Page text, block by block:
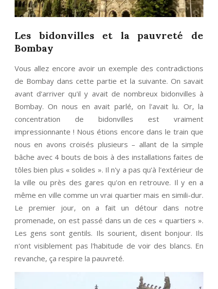
Les bidonvilles et la pauvreté de
Bombay
Vous allez encore avoir un exemple des contradictions
de Bombay dans cette partie et la suivante. On savait
avant d'arriver qu'il y avait de nombreux bidonvilles à
Bombay. On nous en avait parlé, on l'avait lu. Or, la
concentration de bidonvilles est vraiment
impressionnante ! Nous étions encore dans le train que
nous en avons croisés plusieurs – allant de la simple
bâche avec 4 bouts de bois à des installations faites de
tôles bien plus « solides ». Il n'y a pas qu'à l'extérieur de
la ville ou près des gares qu'on en retrouve. Il y en a
même en ville comme un vrai quartier mais en simili-dur.
Le premier jour, on a fait un détour dans notre
promenade, on est passé dans un de ces « quartiers ».
Les gens sont gentils. Ils sourient, disent bonjour. Ils
n'ont visiblement pas l'habitude de voir des blancs. En
revanche, ça respire la pauvreté.